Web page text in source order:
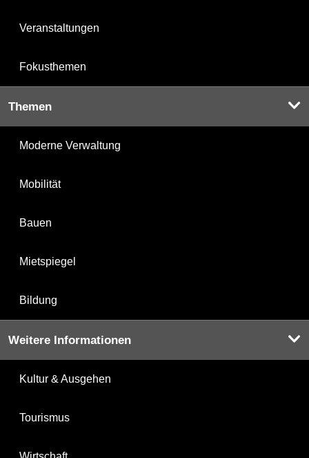
Veranstaltungen
Fokusthemen
Themen
Moderne Verwaltung
Mobilität
Bauen
Mietspiegel
Bildung
Weitere Informationen
Kultur & Ausgehen
Tourismus